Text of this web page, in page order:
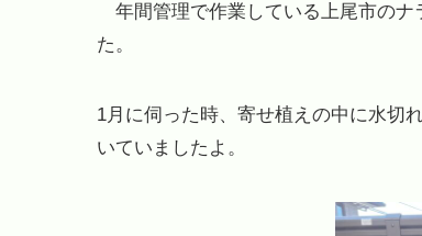
年間管理で作業している上尾市のナ
た。
1月に伺った時、寄せ植えの中に水切
いていましたよ。